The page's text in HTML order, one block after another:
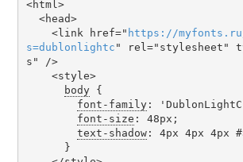
<html>
    <link href="
https ://myfonts . ru
s=dublonlightc " rel="stylesheet"
s" />
body {
font-family:
font-size : 48px;
text-shadow: 4px 4px 4px